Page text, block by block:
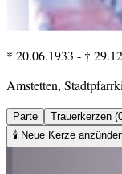
* 20.06.1933 - †
Amstetten,
Parte Trauerkerzen
🕯️ Neue Kerze